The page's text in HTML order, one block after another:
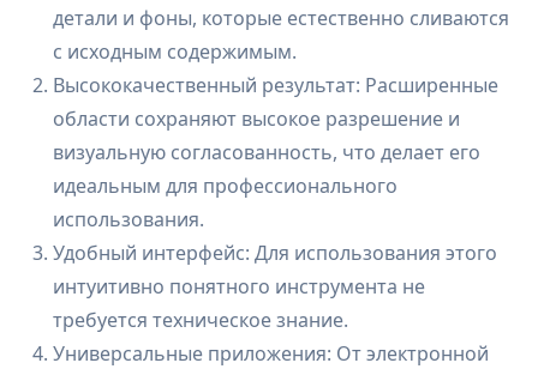
детали и фоны, которые естественно сливаются
с исходным содержимым.
Высококачественный результат: Расширенные
области сохраняют высокое разрешение и
визуальную согласованность, что делает его
идеальным для профессионального
использования.
Удобный интерфейс: Для использования этого
интуитивно понятного инструмента не
требуется техническое знание.
Универсальные приложения: От электронной